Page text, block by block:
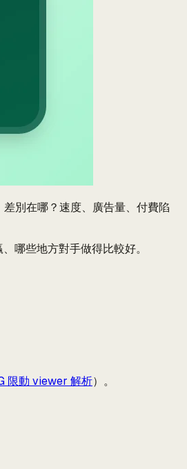
別在哪？速度、廣告量、付費陷
哪些地方對手做得比較好。
限動 viewer 解析）。